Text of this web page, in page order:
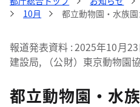
10月
都立動物園・水族
報道発表資料 2025年10月23
建設局, （公財）東京動物園
都立動物園・水